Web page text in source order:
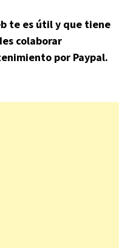
te es útil y que tiene
colaborar
por Paypal.